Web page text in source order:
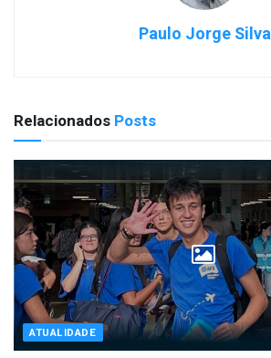
Paulo Jorge Silva
Relacionados Posts
ATUALIDADE